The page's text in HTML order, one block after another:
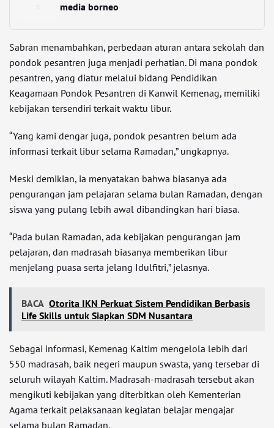
media borneo
Sabran menambahkan, perbedaan aturan antara sekolah dan
pondok pesantren juga menjadi perhatian. Di mana pondok
pesantren, yang diatur melalui bidang Pendidikan
Keagamaan Pondok Pesantren di Kanwil Kemenag, memiliki
kebijakan tersendiri terkait waktu libur.
“Yang kami dengar juga, pondok pesantren belum ada
informasi terkait libur selama Ramadan,” ungkapnya.
Meski demikian, ia menyatakan bahwa biasanya ada
pengurangan jam pelajaran selama bulan Ramadan, dengan
siswa yang pulang lebih awal dibandingkan hari biasa.
“Pada bulan Ramadan, ada kebijakan pengurangan jam
pelajaran, dan madrasah biasanya memberikan libur
menjelang puasa serta jelang Idulfitri,” jelasnya.
BACA Otorita IKN Perkuat Sistem Pendidikan Berbasis
Life Skills untuk Siapkan SDM Nusantara
Sebagai informasi, Kemenag Kaltim mengelola lebih dari
550 madrasah, baik negeri maupun swasta, yang tersebar di
seluruh wilayah Kaltim. Madrasah-madrasah tersebut akan
mengikuti kebijakan yang diterbitkan oleh Kementerian
Agama terkait pelaksanaan kegiatan belajar mengajar
selama bulan Ramadan.